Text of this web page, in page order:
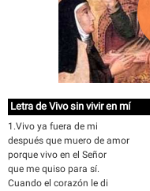
Letra de Vivo sin vivir en mí
1.Vivo ya fuera de mi
después que muero de amor
porque vivo en el Señor
que me quiso para sí.
Cuando el corazón le di